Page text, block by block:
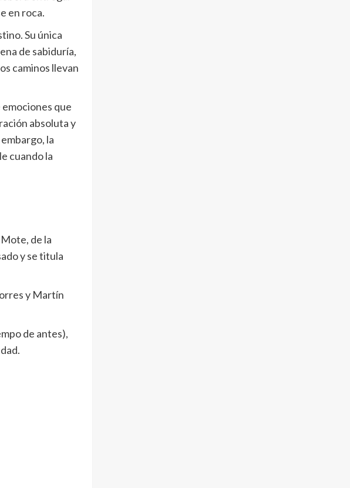
en roca.
Su única
de sabiduría,
caminos llevan
que
absoluta y
la
cuando la
de la
y se titula
y Martín
de antes),